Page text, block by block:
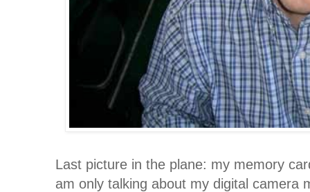
Last picture in the plane: my memory
am only talking about my digital camera